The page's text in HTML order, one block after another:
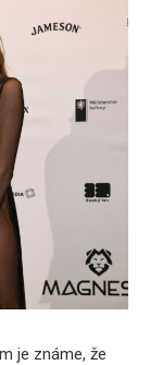
je známe, že